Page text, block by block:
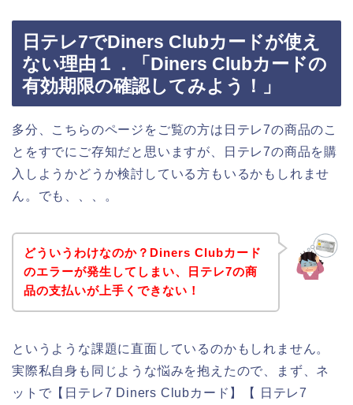
日テレ7でDiners Clubカードが使え
ない理由１．「Diners Clubカードの
有効期限の確認してみよう！」
多分、こちらのページをご覧の方は日テレ7の商品のこ
とをすでにご存知だと思いますが、日テレ7の商品を購
入しようかどうか検討している方もいるかもしれませ
ん。でも、、、。
どういうわけなのか？Diners Clubカード
のエラーが発生してしまい、日テレ7の商
品の支払いが上手くできない！
というような課題に直面しているのかもしれません。
実際私自身も同じような悩みを抱えたので、まず、ネ
ットで【日テレ7 Diners Clubカード】【 日テレ7